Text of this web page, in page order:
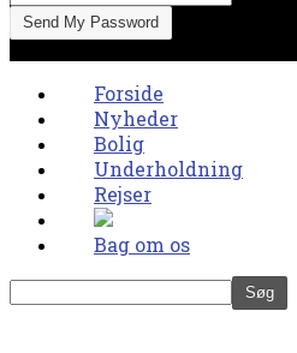
Forside
Nyheder
Bolig
Underholdning
Rejser
Bag om os